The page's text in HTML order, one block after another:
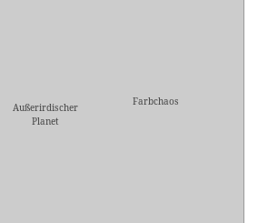
Außerirdischer
Planet
Farbchaos